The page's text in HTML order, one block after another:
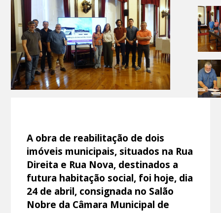
A obra de reabilitação de dois
imóveis municipais, situados na Rua
Direita e Rua Nova, destinados a
futura habitação social, foi hoje, dia
24 de abril, consignada no Salão
Nobre da Câmara Municipal de